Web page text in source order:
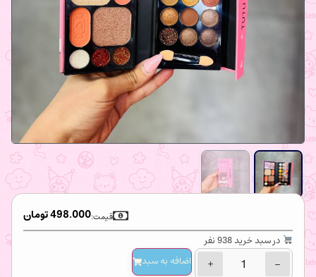
498.000تومان قیمت:
در سبد خرید 938 نفر
−
+ اضافه‌ به سبد